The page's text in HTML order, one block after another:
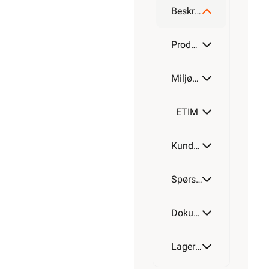
Pris per
Hurtigkasse
på lager
butikk
velg
butikk
Hent-i-Butikk
På lager
se
Salgspakning: